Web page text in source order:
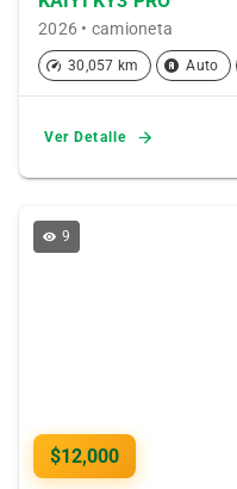
2026 • camioneta
30,057 km Auto
Ver Detalle
$12,000
9